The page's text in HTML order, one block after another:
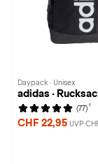
Daypack · Unisex
adidas ·
(77) 1
CHF 22,95 UVP